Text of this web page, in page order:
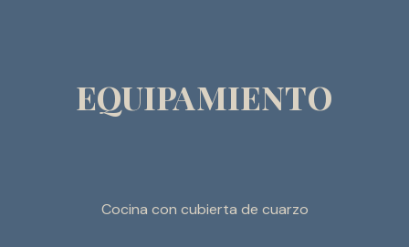
Equipamiento
Cocina con cubierta de cuarzo